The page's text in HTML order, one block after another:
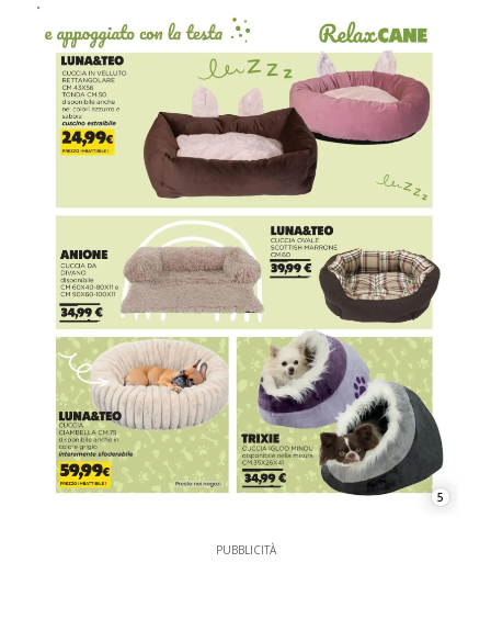
5
PUBBLICITÀ